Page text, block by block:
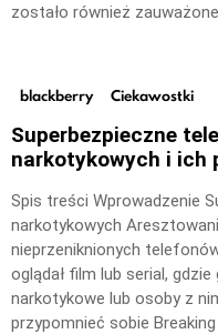
zostało również
blackberry Ciekawostki
Superbezpieczne
narkotykowych i ich
Spis treści Wprowadzenie
narkotykowych
nieprzeniknionych
oglądał film lub serial, gdzie
narkotykowe lub osoby z
przypomnieć sobie